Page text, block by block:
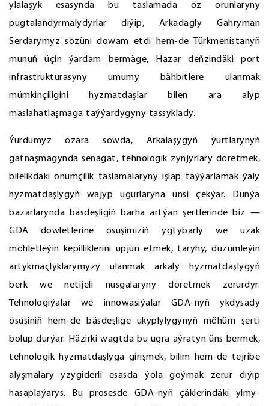
ylalaşyk esasynda bu taslamada öz orunlaryny
pugtalandyrmalydyrlar diýip, Arkadagly Gahryman
Serdarymyz sözüni dowam etdi hem-de Türkmenistanyň
munuň üçin ýardam bermäge, Hazar deňzindäki port
infrastrukturasyny umumy bähbitlere ulanmak
mümkinçiligini hyzmatdaşlar bilen ara alyp
maslahatlaşmaga taýýardygyny tassyklady.
Ýurdumyz özara söwda, Arkalaşygyň ýurtlarynyň
gatnaşmagynda senagat, tehnologik zynjyrlary döretmek,
bilelikdäki önümçilik taslamalaryny işläp taýýarlamak ýaly
hyzmatdaşlygyň wajyp ugurlaryna ünsi çekýär. Dünýä
bazarlarynda bäsdeşligiň barha artýan şertlerinde biz —
GDA döwletlerine ösüşimiziň ygtybarly we uzak
möhletleýin kepilliklerini üpjün etmek, taryhy, düzümleýin
artykmaçlyklarymyzy ulanmak arkaly hyzmatdaşlygyň
berk we netijeli nusgalaryny döretmek zerurdyr.
Tehnologiýalar we innowasiýalar GDA-nyň ykdysady
ösüşiniň hem-de bäsdeşlige ukyplylygynyň möhüm şerti
bolup durýar. Häzirki wagtda bu ugra aýratyn üns bermek,
tehnologik hyzmatdaşlyga girişmek, bilim hem-de tejribe
alyşmalary yzygiderli esasda ýola goýmak zerur diýip
hasaplaýarys. Bu prosesde GDA-nyň çäklerindäki ylmy-